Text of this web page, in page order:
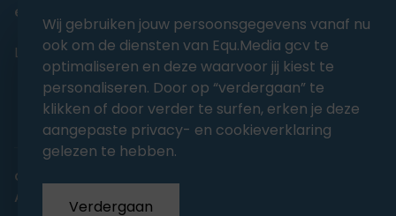
editorial@equmedia.be
Langendamdreef 22 9880 Aalter België
abonnementsvoorwaarden
Algemene voorwaarden
Wij gebruiken jouw persoonsgegevens vanaf nu
ook om de diensten van Equ.Media gcv te
optimaliseren en deze waarvoor jij kiest te
personaliseren. Door op “verdergaan” te
klikken of door verder te surfen, erken je deze
aangepaste privacy- en cookieverklaring
gelezen te hebben.
Verdergaan